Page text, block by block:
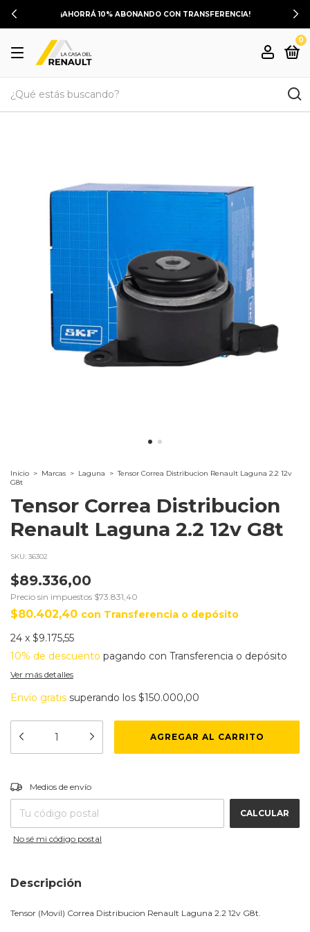
¡AHORRÁ 10% ABONANDO CON TRANSFERENCIA!
0
Inicio > Marcas > Laguna > Tensor Correa Distribucion Renault Laguna 2.2 12v
G8t
Tensor Correa Distribucion
Renault Laguna 2.2 12v G8t
SKU: 36302
$89.336,00
Precio sin impuestos $73.831,40
$80.402,40 con Transferencia o depósito
24 x $9.175,55
10% de descuento pagando con Transferencia o depósito
Ver más detalles
Envío gratis superando los $150.000,00
Entregas para el CP:
Medios de envío
CALCULAR
No sé mi código postal
Descripción
Tensor (Movil) Correa Distribucion Renault Laguna 2.2 12v G8t.